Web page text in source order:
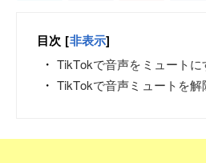
目次 [非表示]
TikTokで音声をミュート
TikTokで音声ミュートを